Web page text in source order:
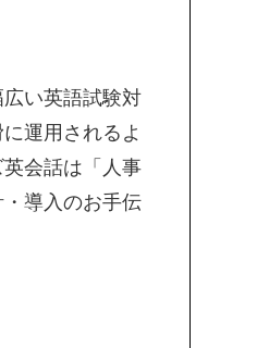
い英語試験対
運用されるよ
会話は「人事
導入のお手伝